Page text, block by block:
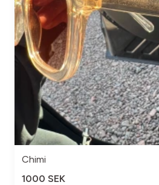
Chimi
1000 SEK